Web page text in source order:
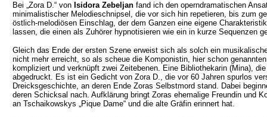
Bei „Zora D.“ von Isidora Zebeljan fand ich den operndramatischen
minimalistischer Melodieschnipsel, die vor sich hin repetieren, bis zum
östlich-melodiösen Einschlag, der dem Ganzen eine eigene
lassen, die einen als Zuhörer hypnotisieren wie ein in kurze Sequenzen
Gleich das Ende der ersten Szene erweist sich als solch ein
nicht mehr erreicht, so als scheue die Komponistin, hier schon
kompliziert und verknüpft zwei Zeitebenen. Eine Bibliothekarin (Mina),
abgedruckt. Es ist ein Gedicht von Zora D., die vor 60 Jahren spurlos
Dreicksgeschichte, an deren Ende Zoras Selbstmord stand. Dabei
deren Schicksal nach. Aufklärung bringt Zoras ehemalige Freundin und
an Tschaikowskys „Pique Dame“ und die alte Gräfin erinnert hat.